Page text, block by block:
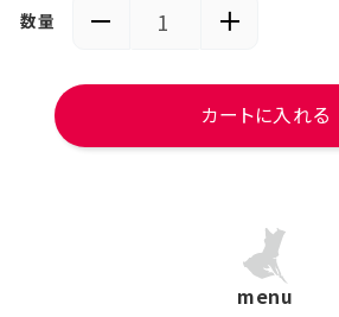
数量
カートに入れる
menu